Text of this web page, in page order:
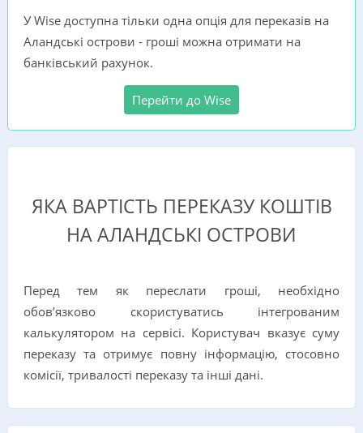
У Wise доступна тільки одна опція для переказів на
Аландські острови - гроші можна отримати на
банківський рахунок.
Перейти до Wise
ЯКА ВАРТІСТЬ ПЕРЕКАЗУ КОШТІВ
НА АЛАНДСЬКІ ОСТРОВИ
Перед тем як переслати гроші, необхідно
обов’язково скористуватись інтегрованим
калькулятором на сервісі. Користувач вказує суму
переказу та отримує повну інформацію, стосовно
комісії, тривалості переказу та інші дані.